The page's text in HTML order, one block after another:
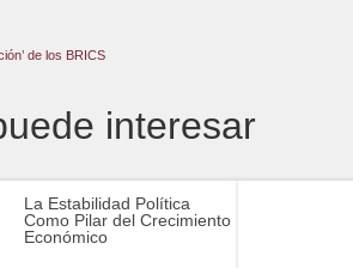
de los BRICS
interesar
La Estabilidad Política
Como Pilar del Crecimiento
Económico